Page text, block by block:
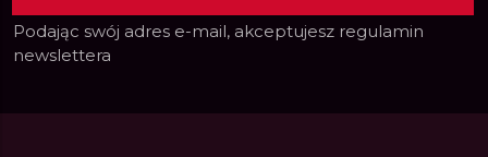
Podając swój adres e-mail, akceptujesz regulamin
newslettera